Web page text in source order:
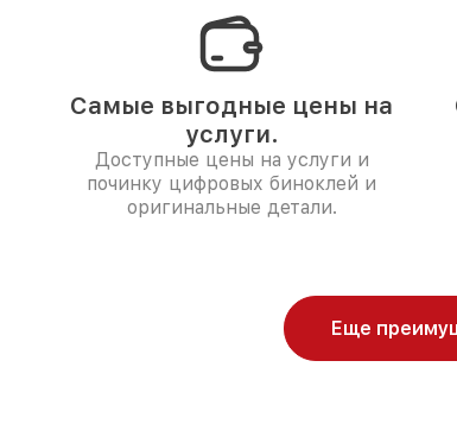
Самые выгодные цены на
услуги.
Доступные цены на услуги и
починку цифровых биноклей и
оригинальные детали.
Еще